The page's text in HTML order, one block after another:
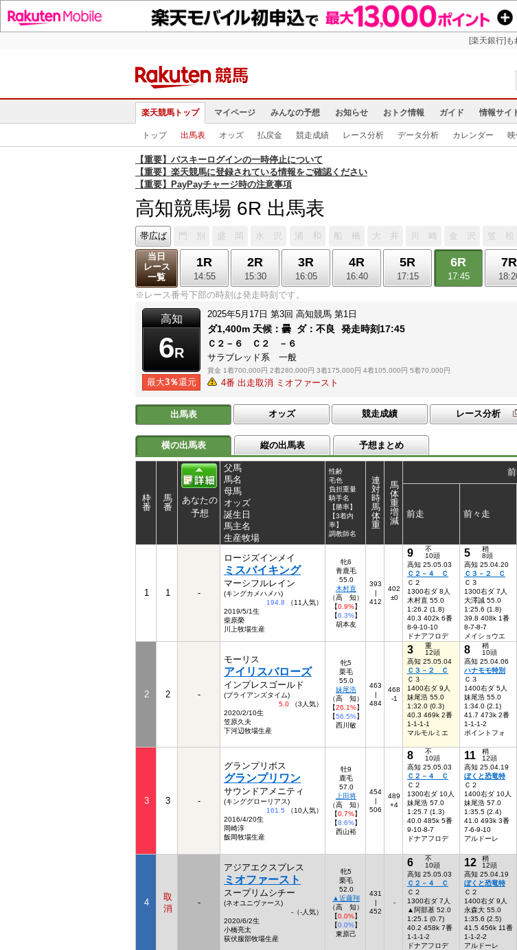
[楽天銀行]も
楽天競馬トップ マイページ みんなの予想 お知らせ おトク情報 ガイド 情報サイ
トップ 出馬表 オッズ 払戻金 競走成績 レース分析 データ分析 カレンダー 映
【重要】パスキーログインの一時停止について
【重要】楽天競馬に登録されている情報をご確認ください
【重要】PayPayチャージ時の注意事項
高知競馬場 6R 出馬表
帯広ば 門 別 盛 岡 水 沢 浦 和 船 橋 大 井 川 崎 金 沢 笠 松
当日
レース
一覧
1R
14:55
2R
15:30
3R
16:05
4R
16:40
5R
17:15
6R
17:45
7R
※レース番号下部の時刻は発走時刻です。
高知
6R
最大3％還元
2025年5月17日 第3回 高知競馬 第1日
ダ1,400m 天候： 曇 ダ：不良 発走時刻17:45
Ｃ２－６ Ｃ２ －６
サラブレッド系 一般
賞金 1着700,000円 2着280,000円 3着175,000円 4着105,000円 5着70,000円
4番 出走取消 ミオファースト
出馬表 オッズ 競走成績 レース分析
横の出馬表 縦の出馬表 予想まとめ
枠
番
馬
番
あなたの
予想
父馬
馬名
母馬
オッズ
誕生日
馬主名
生産牧場
性齢
毛色
負担重量
騎手名
【勝率】
【3着内
率】
調教師名
連
対
時
馬
体
重
馬
体
重
増
減
前走 前々走
1 1 -
ロージズインメイ
ミスバイキング
マーシフルレイン
(キングカメハメハ)
194.8 （11人気）
2019/5/1生
柴原榮
川上牧場生産
牝6
青鹿毛
55.0
木村直
（高 知）
【0.9%】
【6.3%】
胡本友
393
|
412
402
±0
9
不
10頭
高知 25.05.03
Ｃ２－４ Ｃ
Ｃ２
1300右ダ 8人
木村直 55.0
1:26.2 (1.8)
40.3 402k 6番
8-9-10-10
ドナアフロデ
5
稍
8頭
高知 25.04.20
Ｃ３－２ Ｃ
Ｃ３
1300右ダ 7人
大澤誠 55.0
1:25.6 (1.8)
39.8 408k 1番
8-7-8-7
メイショウエ
2 2 -
モーリス
アイリスバローズ
インプレスゴールド
(ブライアンズタイム)
5.0 （3人気）
2020/2/10生
笠原久夫
下河辺牧場生産
牝5
栗毛
55.0
妹尾浩
（高 知）
【26.1%】
【56.5%】
西川敏
463
|
484
468
-1
3
重
12頭
高知 25.05.04
Ｃ３－２ Ｃ
Ｃ３
1400右ダ 9人
妹尾浩 55.0
1:32.0 (0.3)
40.3 469k 2番
1-1-1-1
マルモルミエ
8
稍
10頭
高知 25.04.06
ハナモモ特別
Ｃ３
1400右ダ 5人
妹尾浩 55.0
1:34.0 (2.1)
41.7 473k 2番
1-1-1-2
ポイントフォ
3 3 -
グランプリボス
グランプリワン
サウンドアメニティ
(キンググローリアス)
161.5 （10人気）
2016/4/20生
岡崎淳
飯岡牧場生産
牡9
鹿毛
57.0
上田将
（高 知）
【0.7%】
【8.6%】
西山裕
454
|
506
489
+4
8
不
10頭
高知 25.05.03
Ｃ２－４ Ｃ
Ｃ２
1300右ダ 10人
妹尾浩 57.0
1:25.7 (1.3)
40.0 485k 5番
9-10-8-7
ドナアフロデ
11
稍
12頭
高知 25.04.19
ぼくと恐竜特
Ｃ２
1400右ダ 10人
妹尾浩 57.0
1:35.5 (2.4)
41.0 493k 3番
7-6-9-10
アルドーレ
4
取
消
-
アジアエクスプレス
ミオファースト
スープリムシチー
(ネオユニヴァース)
-（-人気）
2020/6/2生
小橋亮太
荻伏服部牧場生産
牝5
栗毛
52.0
▲近藤翔
（高 知）
【0.0%】
【0.0%】
東原己
431
|
452
-
6
不
10頭
高知 25.05.03
Ｃ２－４ Ｃ
Ｃ２
1300右ダ 7人
▲阿部基 52.0
1:25.1 (0.7)
40.2 458k 7番
1-1-1-2
ドナアフロデ
12
稍
12頭
高知 25.04.19
ぼくと恐竜特
Ｃ２
1400右ダ 9人
永森大 55.0
1:35.6 (2.5)
41.5 456k 11番
1-1-2-2
アルドーレ